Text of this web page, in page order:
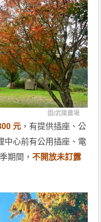
圖/武陵農場
元 ，有提供插座、公
中心前有公用插座、電
期間，不開放未訂露